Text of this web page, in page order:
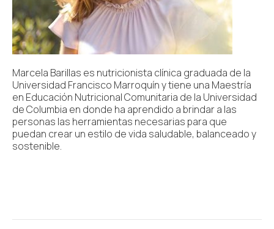
Marcela Barillas es nutricionista clínica graduada de la
Universidad Francisco Marroquín y tiene una Maestría
en Educación Nutricional Comunitaria de la Universidad
de Columbia en donde ha aprendido a brindar a las
personas las herramientas necesarias para que
puedan crear un estilo de vida saludable, balanceado y
sostenible.